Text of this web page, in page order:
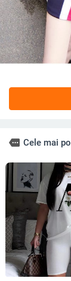
more Cele mai